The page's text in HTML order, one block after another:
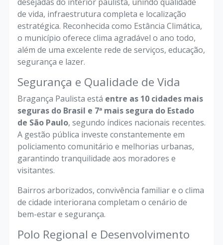
de vida, infraestrutura completa e localização
estratégica. Reconhecida como Estância Climática,
o município oferece clima agradável o ano todo,
além de uma excelente rede de serviços, educação,
segurança e lazer.
Segurança e Qualidade de Vida
Bragança Paulista está entre as 10 cidades mais
seguras do Brasil e 7ª mais segura do Estado
de São Paulo, segundo índices nacionais recentes.
A gestão pública investe constantemente em
policiamento comunitário e melhorias urbanas,
garantindo tranquilidade aos moradores e
visitantes.
Bairros arborizados, convivência familiar e o clima
de cidade interiorana completam o cenário de
bem-estar e segurança.
Polo Regional e Desenvolvimento